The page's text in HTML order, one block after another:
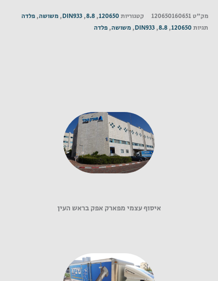
מק"ט120650160651 קטגוריות 120650
,
8.8
,
DIN933
, משושה, פלדה
תגיות 120650
,
8.8
,
DIN933
, משושה, פלדה
איסוף עצמי מפארק אפק בראש העין